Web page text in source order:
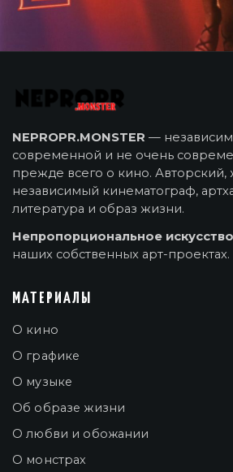
NEPROPR.MONSTER —
современной и не очень
прежде всего о кино.
независимый кинематограф,
литература и образ жизни.
Непропорциональное искусство
наших собственных арт-проектах.
МАТЕРИАЛЫ
О кино
О графике
О музыке
Об образе жизни
О любви и обожании
О монстрах